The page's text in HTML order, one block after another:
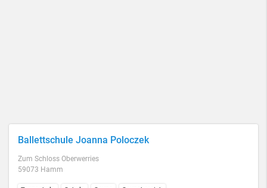
Ballettschule Joanna Poloczek
Zum Schloss Oberwerries
59073 Hamm